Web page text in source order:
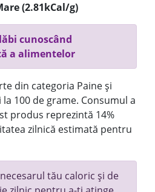
(2.81kCal/g)
cunoscând
a alimentelor
din categoria Paine și
100 de grame. Consumul a
produs reprezintă 14%
zilnică estimată pentru
tău caloric și de